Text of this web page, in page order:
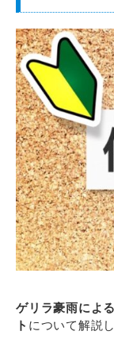
ゲリラ豪雨によ
ト について解説し